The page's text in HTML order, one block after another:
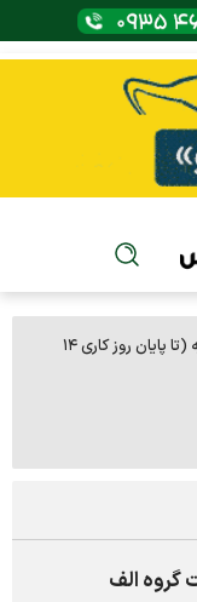
🔴 اکسل جامع داده‌های بازار سرمایه (تا پایان روز کاری ۱۴
گروه الف